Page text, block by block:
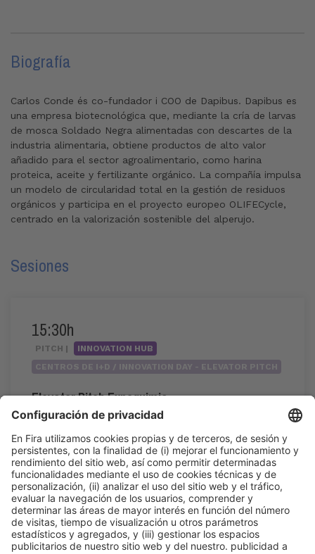
Biografía
Carlos Conde és co-fundador i COO de Dapibus. Dapibus es
una empresa biotecnológica que, mediante la cría de larvas
de mosca Soldado Negra alimentadas con descartes de la
industria alimentaria, obtiene productos de alto valor
añadido para el sector agroalimentario, como harina
proteica, aceite y fertilizante orgánico. La compañía impulsa
un modelo de circularidad total en la gestión de residuos
orgánicos y participa en el proyecto europeo OLIFECycle,
centrado en la valorización sostenible del alperujo.
Sesiones
15:30h
PITCH |
INNOVATION HUB
CENTROS DE I+D / INNOVATION DAY - ELEVATOR PITCH
Elevator Pitch Expoquimia
Mié 3
15:30h - 17:20h
Innovation Hub Area - Stand Acció
Acceso público
Leer más